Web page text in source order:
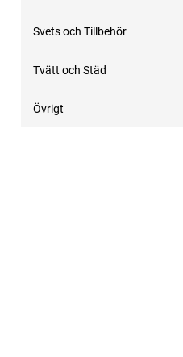
Svets och Tillbehör
Tvätt och Städ
Övrigt